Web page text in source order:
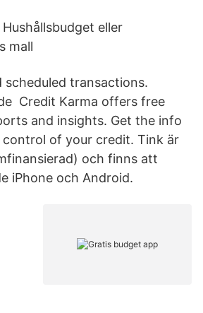
eller
mall
scheduled transactions.
Credit Karma offers free
and insights. Get the info
of your credit. Tink är
och finns att
iPhone och Android.